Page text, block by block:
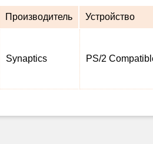
Производитель Устройство
Synaptics PS/2